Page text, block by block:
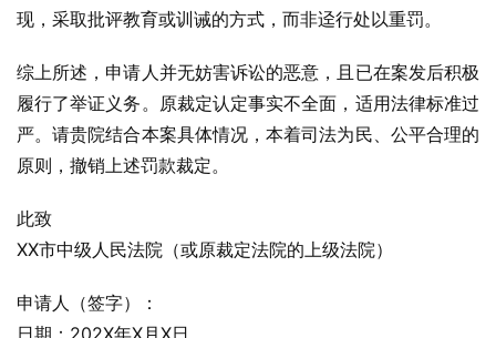
现，采取批评教育或训诫的方式，而非迳行处以重罚。
综上所述，申请人并无妨害诉讼的恶意，且已在案发后积极
履行了举证义务。原裁定认定事实不全面，适用法律标准过
严。请贵院结合本案具体情况，本着司法为民、公平合理的
原则，撤销上述罚款裁定。
此致
XX市中级人民法院（或原裁定法院的上级法院）
申请人（签字）：
日期：202X年X月X日